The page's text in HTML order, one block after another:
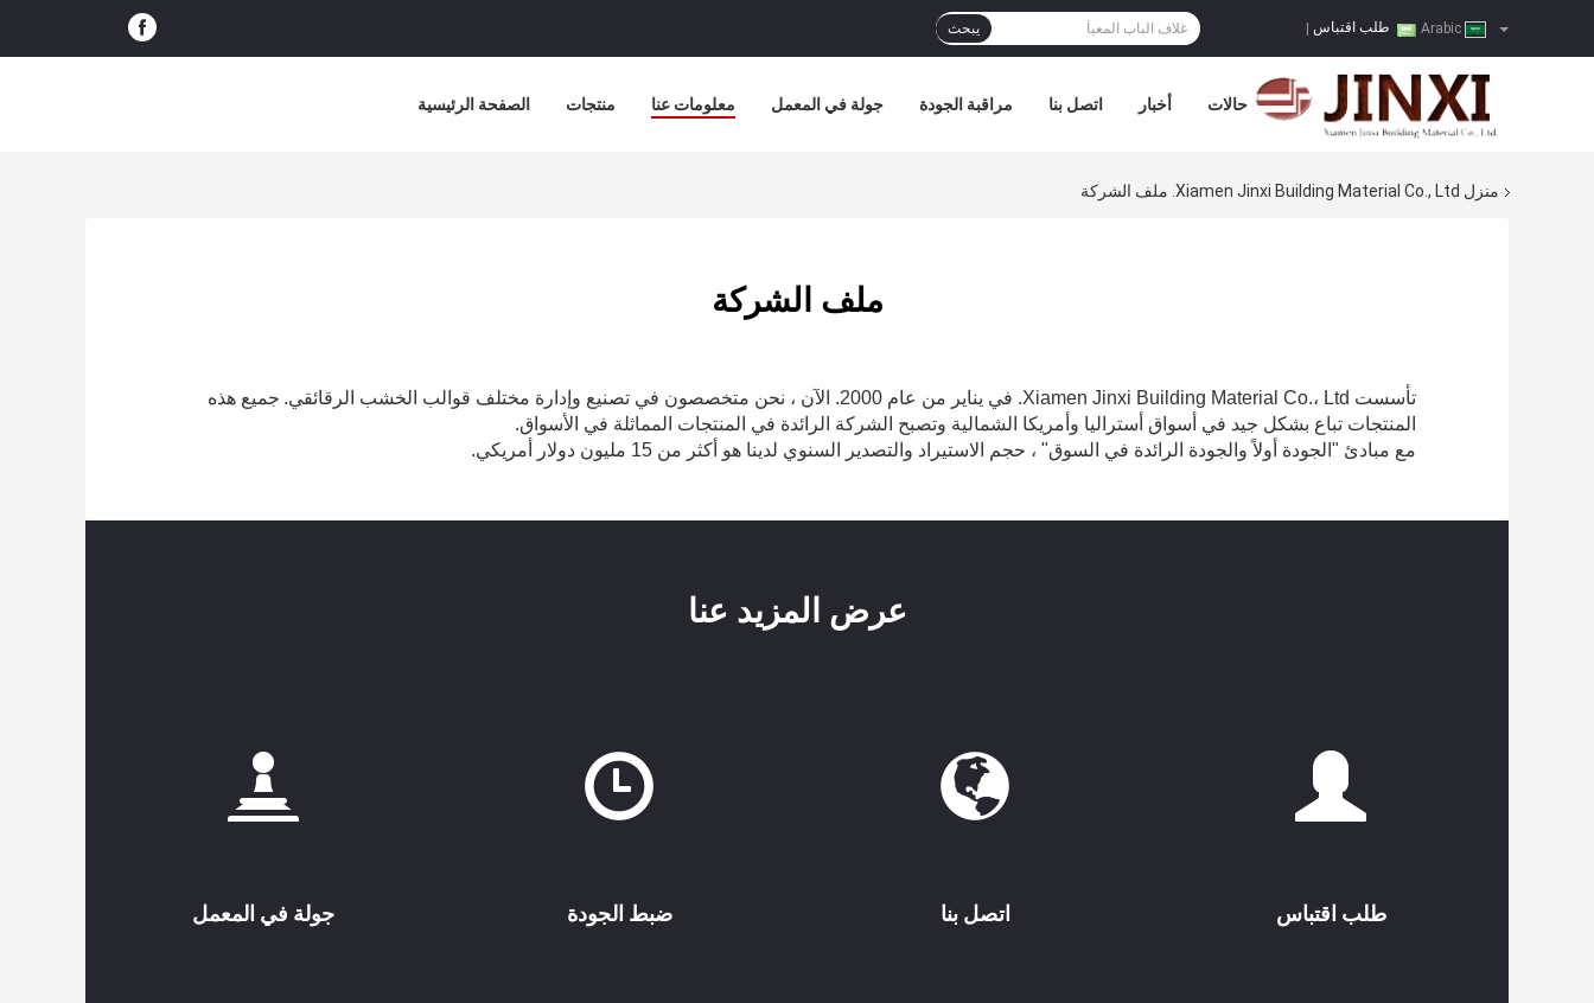
طلب اقتباس يبحث
الصفحة الرئيسية منتجات معلومات عنا جولة في المعمل مراقبة الجودة اتصل بنا أخبار حالات
منزل Xiamen Jinxi Building Material Co., Ltd. ملف الشركة
ملف الشركة
تأسست Xiamen Jinxi Building Material Co.، Ltd. في يناير من عام 2000. الآن ، نحن متخصصون في تصنيع وإدارة مختلف قوالب الخشب الرقائقي.
جميع هذه
المنتجات تباع بشكل جيد في أسواق أستراليا وأمريكا الشمالية وتصبح الشركة الرائدة في المنتجات المماثلة في الأسواق.
مع مبادئ "الجودة أولاً والجودة الرائدة في السوق" ، حجم الاستيراد والتصدير السنوي لدينا هو أكثر من 15 مليون دولار أمريكي.
عرض المزيد عنا
جولة في المعمل ضبط الجودة اتصل بنا طلب اقتباس